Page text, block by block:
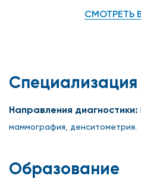
СМОТРЕТЬ
Направления диагностики:
маммография, денситометрия.
Образование